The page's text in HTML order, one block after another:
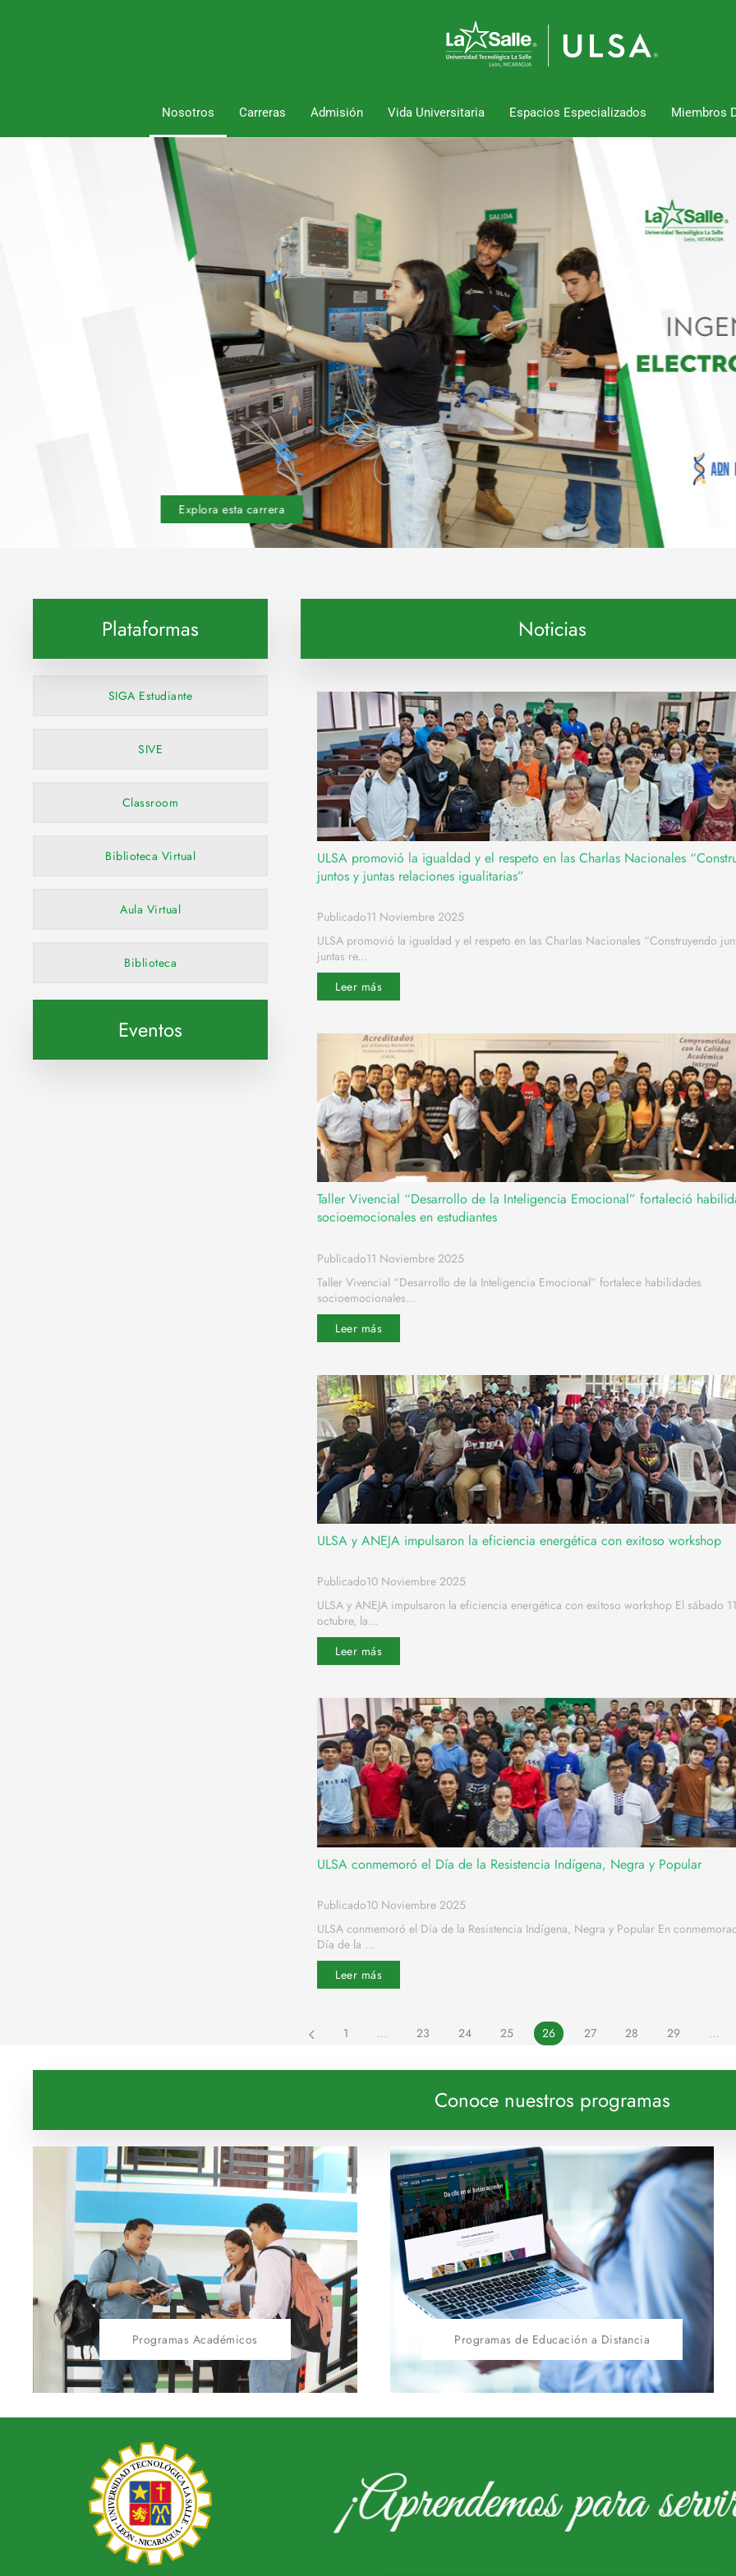
Nosotros Carreras Admisión Vida Universitaria Espacios Especializados Miembros
Explora esta carrera
Plataformas
SIGA Estudiante
SIVE
Classroom
Biblioteca Virtual
Aula Virtual
Biblioteca
Eventos
Noticias
ULSA promovió la igualdad y el respeto en las Charlas Nacionales
juntos y juntas relaciones igualitarias”
Publicado11 Noviembre 2025
ULSA promovió la igualdad y el respeto en las Charlas Nacionales “Construyendo
juntas re...
Leer más
Taller Vivencial “Desarrollo de la Inteligencia Emocional” fortaleció
socioemocionales en estudiantes
Publicado11 Noviembre 2025
Taller Vivencial “Desarrollo de la Inteligencia Emocional” fortalece habilidades
socioemocionales...
Leer más
ULSA y ANEJA impulsaron la eficiencia energética con exitoso workshop
Publicado10 Noviembre 2025
ULSA y ANEJA impulsaron la eficiencia energética con exitoso workshop El sábado
octubre, la...
Leer más
ULSA conmemoró el Día de la Resistencia Indígena, Negra y Popular
Publicado10 Noviembre 2025
ULSA conmemoró el Día de la Resistencia Indígena, Negra y Popular En
Día de la ...
Leer más
1 … 23 24 25 26 27 28 29 …
Conoce nuestros programas
Programas Académicos Programas de Educación a Distancia